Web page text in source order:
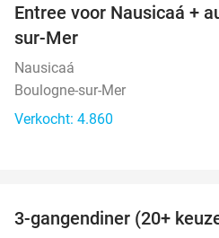
Entree voor Nausicaá +
sur-Mer
Nausicaá
Boulogne-sur-Mer
Verkocht: 4.860
3-gangendiner (20+